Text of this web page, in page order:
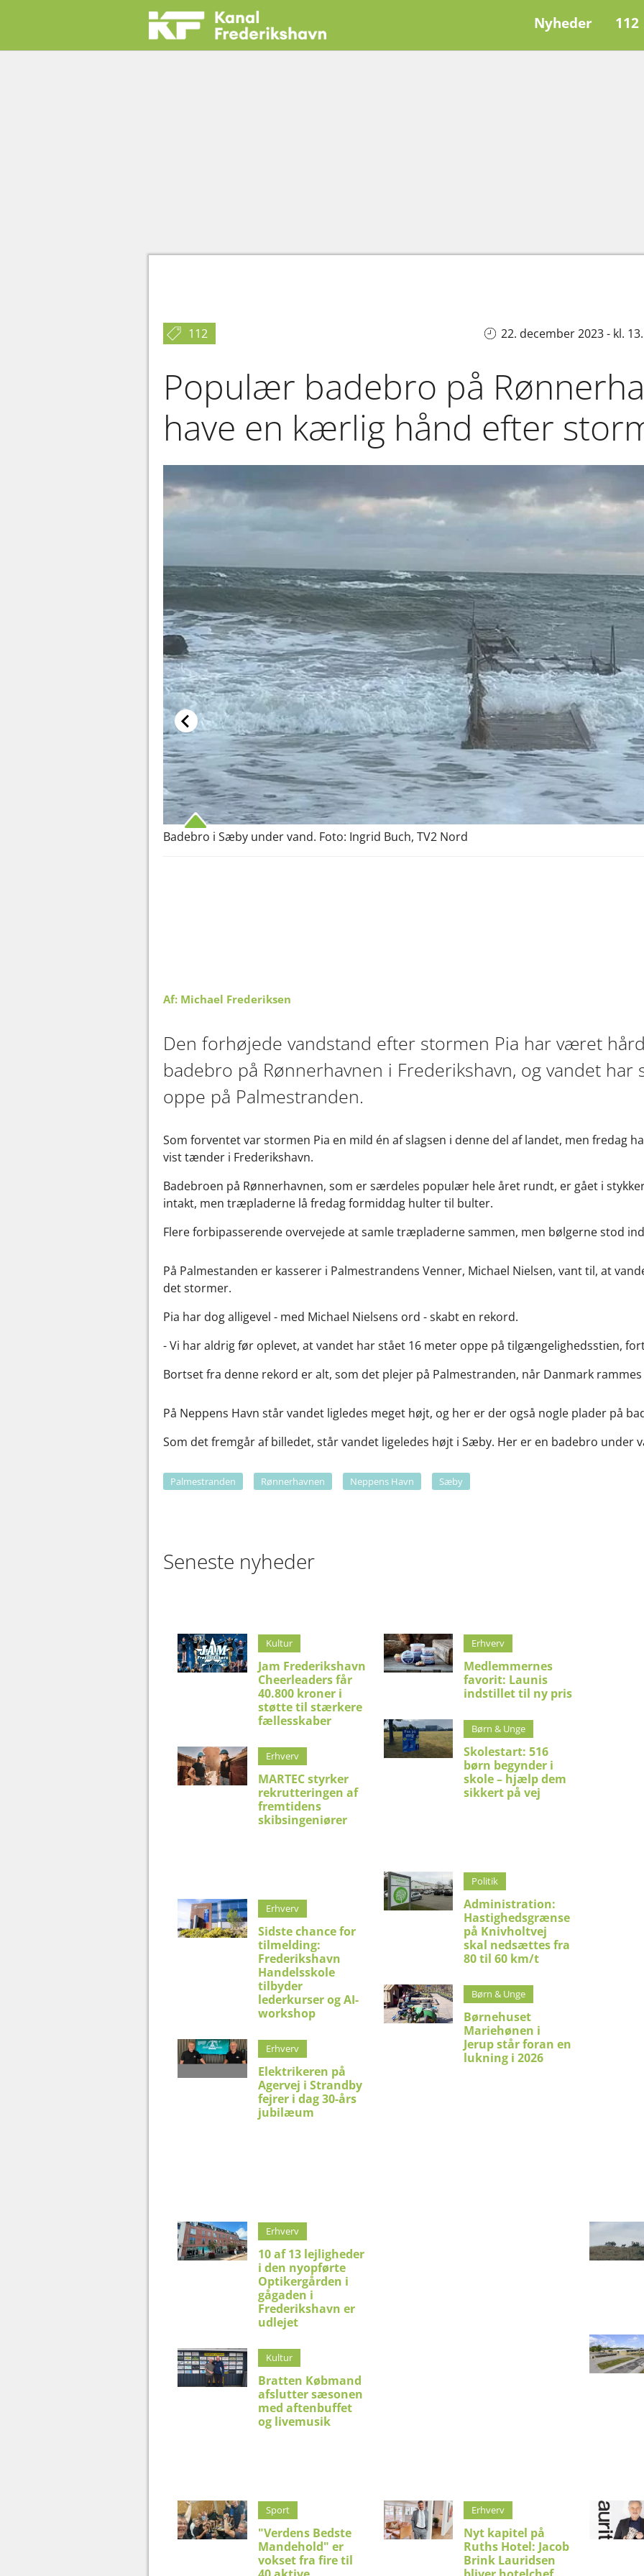
Nyheder 112
112 22. december 2023 - kl.
Populær badebro på
have en kærlig hånd efter
Badebro i Sæby under vand. Foto: Ingrid Buch, TV2 Nord
Af: Michael Frederiksen
Den forhøjede vandstand efter stormen Pia har været
badebro på Rønnerhavnen i Frederikshavn, og vandet
oppe på Palmestranden.
Som forventet var stormen Pia en mild én af slagsen i denne del af landet, men fredag
vist tænder i Frederikshavn.
Badebroen på Rønnerhavnen, som er særdeles populær hele året rundt, er gået i
intakt, men træpladerne lå fredag formiddag hulter til bulter.
Flere forbipasserende overvejede at samle træpladerne sammen, men bølgerne stod
På Palmestanden er kasserer i Palmestrandens Venner, Michael Nielsen, vant til, at
det stormer.
Pia har dog alligevel - med Michael Nielsens ord - skabt en rekord.
- Vi har aldrig før oplevet, at vandet har stået 16 meter oppe på tilgængelighedsstien,
Bortset fra denne rekord er alt, som det plejer på Palmestranden, når Danmark
På Neppens Havn står vandet ligledes meget højt, og her er der også nogle plader på
Som det fremgår af billedet, står vandet ligeledes højt i Sæby. Her er en badebro under
Palmestranden Rønnerhavnen Neppens Havn Sæby
Seneste nyheder
Kultur
Jam Frederikshavn
Cheerleaders får
40.800 kroner i
støtte til stærkere
fællesskaber
Erhverv
MARTEC styrker
rekrutteringen af
fremtidens
skibsingeniører
Erhverv
Sidste chance for
tilmelding:
Frederikshavn
Handelsskole
tilbyder
lederkurser og AI-
workshop
Erhverv
Elektrikeren på
Agervej i Strandby
fejrer i dag 30-års
jubilæum
Erhverv
Medlemmernes
favorit: Launis
indstillet til ny pris
Børn & Unge
Skolestart: 516
børn begynder i
skole – hjælp dem
sikkert på vej
Politik
Administration:
Hastighedsgrænse
på Knivholtvej
skal nedsættes fra
80 til 60 km/t
Børn & Unge
Børnehuset
Mariehønen i
Jerup står foran en
lukning i 2026
Erhverv
10 af 13 lejligheder
i den nyopførte
Optikergården i
gågaden i
Frederikshavn er
udlejet
Kultur
Bratten Købmand
afslutter sæsonen
med aftenbuffet
og livemusik
Sport
"Verdens Bedste
Mandehold" er
vokset fra fire til
Erhverv
Nyt kapitel på
Ruths Hotel: Jacob
Brink Lauridsen